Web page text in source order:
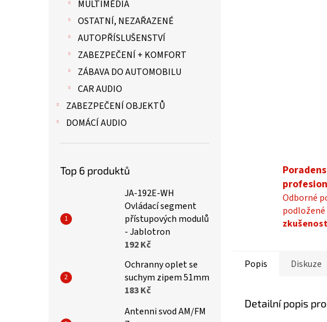
MULTIMÉDIA
OSTATNÍ, NEZAŘAZENÉ
AUTOPŘÍSLUŠENSTVÍ
ZABEZPEČENÍ + KOMFORT
ZÁBAVA DO AUTOMOBILU
CAR AUDIO
ZABEZPEČENÍ OBJEKTŮ
DOMÁCÍ AUDIO
Top 6 produktů
JA-192E-WH
Ovládací segment
přístupových modulů
- Jablotron
192 Kč
Ochranny oplet se
suchym zipem 51mm
183 Kč
Antenni svod AM/FM
Odborné
podložené
Popis Diskuze
Detailní popis